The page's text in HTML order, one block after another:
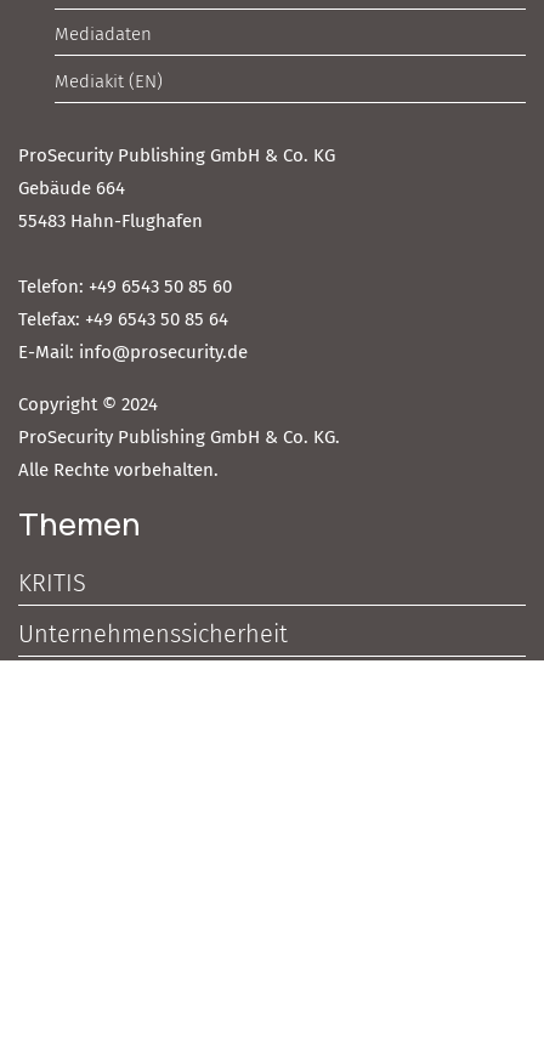
Mediadaten
Mediakit (EN)
ProSecurity Publishing GmbH & Co. KG
Gebäude 664
55483 Hahn-Flughafen
Telefon: +49 6543 50 85 60
Telefax: +49 6543 50 85 64
E-Mail: info@prosecurity.de
Copyright © 2024
ProSecurity Publishing GmbH & Co. KG.
Alle Rechte vorbehalten.
Themen
KRITIS
Unternehmenssicherheit